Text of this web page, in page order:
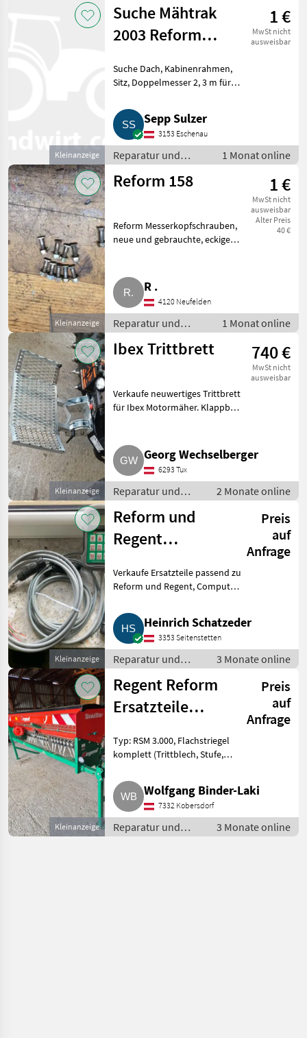
Sonstige Reparatur
und Ersatzteile
Kleinanzeige
Suche Mähtrak
2003 Reform
1 €
MwSt nicht
ausweisbar
Suche Dach, Kabinenrahmen,
Sitz, Doppelmesser 2, 3 m für
Ersatzteile Sonstige Reparatur
und ErsatzteileSepp Sulzer
3153 Eschenau
Reparatur und
Ersatzteile /
Sonstige Reparatur
1 Monat online
Kleinanzeige
Reform 158 1 €
MwSt nicht
ausweisbar
Alter Preis
40 €
Reform Messerkopfschrauben,
neue und gebrauchte, eckige
-. Reparatur und Ersatzteile
Sonstige Reparatur
R .
4120 Neufelden
Reparatur und
Ersatzteile /
Sonstige Reparatur
1 Monat online
Kleinanzeige
Ibex Trittbrett 740 €
MwSt nicht
ausweisbar
Verkaufe neuwertiges Trittbrett
für Ibex Motormäher. Klappbar
ausziehbar mit 3
Verriegelungspositionen,
Fahrposition mit
Georg Wechselberger
6293 Tux
Reparatur und
Ersatzteile /
Sonstige Reparatur
und Ersatzteile
2 Monate online
Kleinanzeige
Reform und
Regent
Preis
auf
Anfrage
Verkaufe Ersatzteile passend zu
Reform und Regent, Computer,
noch mehr. Reparatur und
Ersatzteile Sonstige Reparatur
und Ersatzteile
Heinrich Schatzeder
3353 Seitenstetten
Reparatur und
Ersatzteile /
Sonstige Reparatur
und Ersatzteile
3 Monate online
Kleinanzeige
Regent Reform
Ersatzteile
Preis
auf
Anfrage
Typ: RSM 3.000, Flachstriegel
komplett (Trittblech, Stufe,
Flachstriegelzylinder komplett,
24 Stk. Schleppschar komplett
(Kette, Federhalterung), Fa
Wolfgang Binder-Laki
7332 Kobersdorf
Reparatur und
Ersatzteile /
3 Monate online